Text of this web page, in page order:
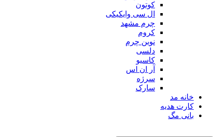
کوتون
ال سی وایکیکی
چرم مشهد
کروم
نوین چرم
دلسی
کاسیو
آر ان اس
سرژه
سارک
خانه مد
کارت هدیه
بانی مگ